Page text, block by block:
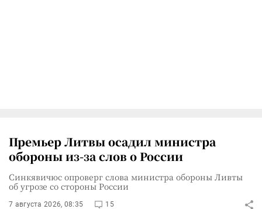
Премьер Литвы осадил министра
обороны из-за слов о России
Синкявичюс опроверг слова министра обороны Ливты
об угрозе со стороны России
7 августа 2026, 08:35 15